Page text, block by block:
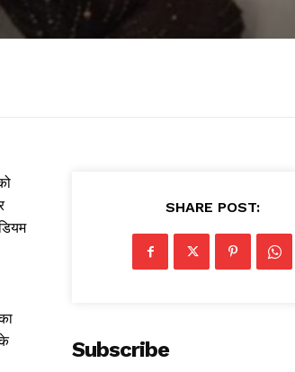
SHARE POST:
Subscribe